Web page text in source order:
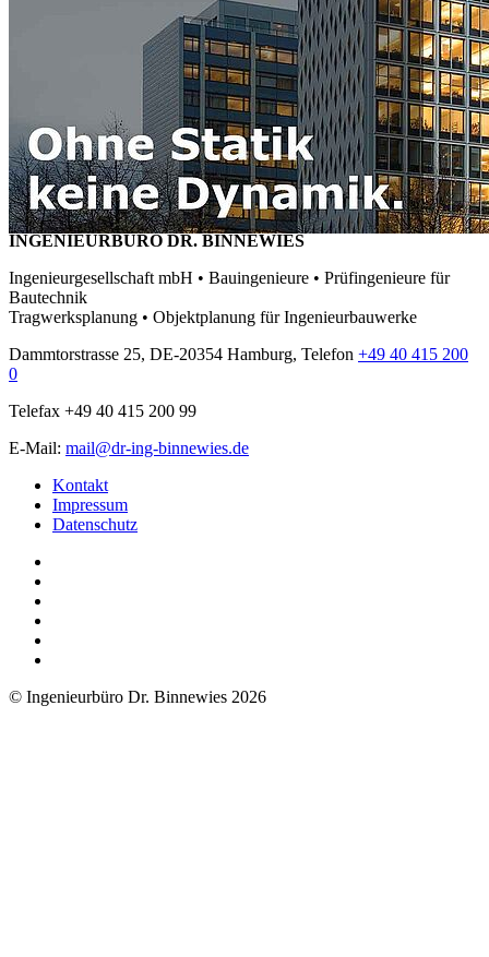
INGENIEURBÜRO DR. BINNEWIES
Ingenieurgesellschaft mbH • Bauingenieure • Prüfingenieure für
Bautechnik
Tragwerksplanung • Objektplanung für Ingenieurbauwerke
Dammtorstrasse 25, DE-20354 Hamburg, Telefon +49 40 415 200
0
Telefax +49 40 415 200 99
E-Mail: mail@dr-ing-binnewies.de
Kontakt
Impressum
Datenschutz
© Ingenieurbüro Dr. Binnewies 2026